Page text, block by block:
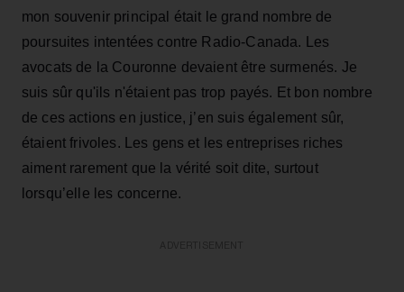
mon souvenir principal était le grand nombre de
poursuites intentées contre Radio-Canada. Les
avocats de la Couronne devaient être surmenés. Je
suis sûr qu'ils n'étaient pas trop payés. Et bon nombre
de ces actions en justice, j’en suis également sûr,
étaient frivoles. Les gens et les entreprises riches
aiment rarement que la vérité soit dite, surtout
lorsqu’elle les concerne.